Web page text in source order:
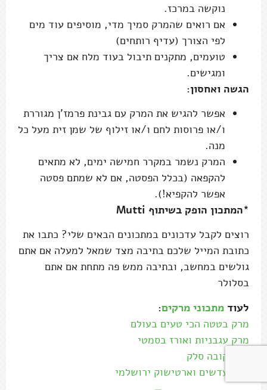
נוקשה במרכז.
אם רואים שהמרק סמיך מדי, מוסיפים עוד מים
לפי הצורך (עדיף רותחים)
טועמים, מתקנים תיבול בעוד מלח אם צריך
ומגישים.
הגשה ואחסון:
אפשר להגיש את המרק עם גבינת פרמז'ן מגוררת
ו/או פרוסות לחם ו/או זילוף של שמן זית מעל כל
מנה.
המרק נשמר במקרר חמישה ימים, לא מתאים
להקפאה (בכלל הפסטה, אם לא שמתם פסטה
אפשר להקפיא!).
*המתכון הופק בשיתוף Mutti
רוצים לקבל עדכונים במתכונים הבאים שלי? כתבו את
כתובת המייל שלכם בתיבה מצד שמאל למעלה אם אתם
גולשים במחשב, ובתיבה ממש פה מתחת אם אתם
בסלולר
לעוד מתכוני מרקים:
מרק בטטה הכי טעים בעולם
מרק עגבניות ואורז בסמטי
מרק קובה סלק
מרק עדשים וארטישוק ירושלמי